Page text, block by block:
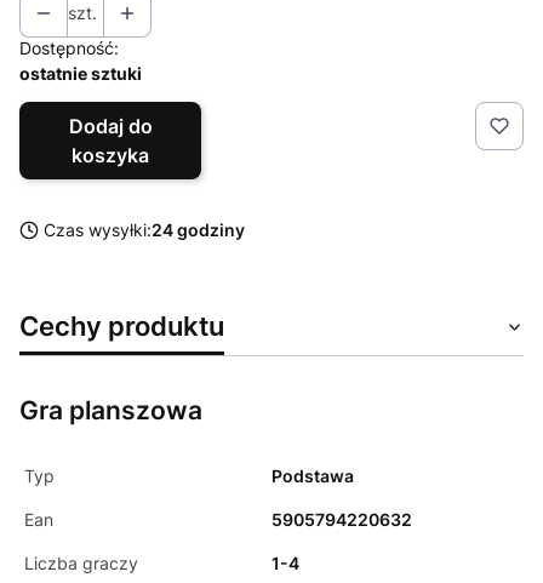
szt.
Dostępność:
ostatnie sztuki
Dodaj do
koszyka
Czas wysyłki:24 godziny
Cechy produktu
Gra planszowa
Typ Podstawa
Ean 5905794220632
Liczba graczy 1-4